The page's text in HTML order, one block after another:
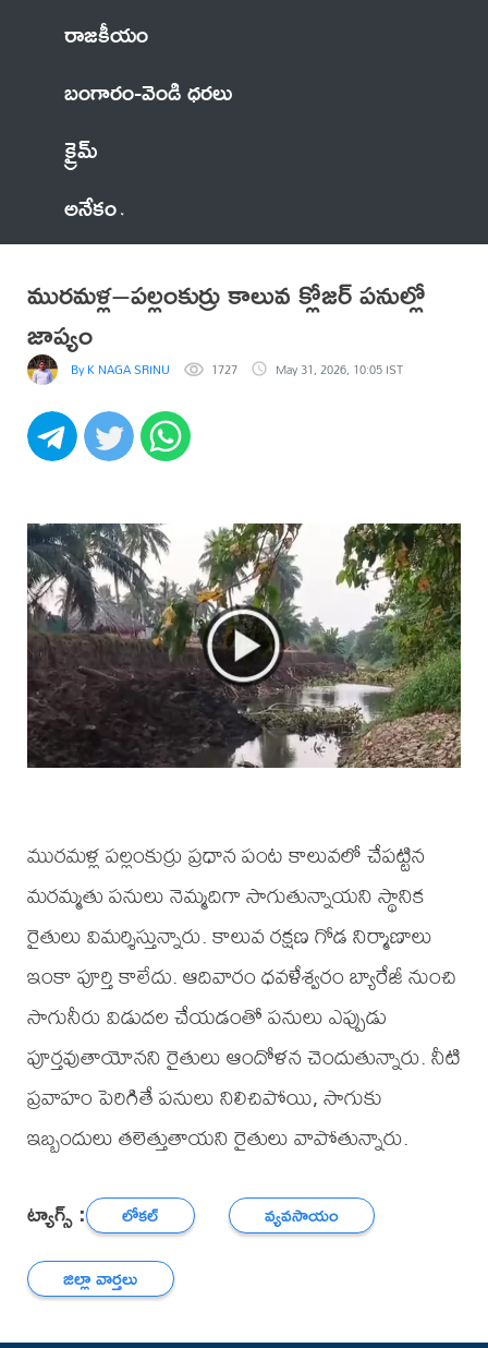
రాజకీయం
బంగారం-వెండి ధరలు
క్రైమ్
అనేకం
మురమళ్ల–పల్లంకుర్రు కాలువ క్లోజర్ పనుల్లో
జాప్యం
By K NAGA SRINU 1727 May 31, 2026, 10:05 IST
మురమళ్ల పల్లంకుర్రు ప్రధాన పంట కాలువలో చేపట్టిన
మరమ్మతు పనులు నెమ్మదిగా సాగుతున్నాయని స్థానిక
రైతులు విమర్శిస్తున్నారు. కాలువ రక్షణ గోడ నిర్మాణాలు
ఇంకా పూర్తి కాలేదు. ఆదివారం ధవళేశ్వరం బ్యారేజీ నుంచి
సాగునీరు విడుదల చేయడంతో పనులు ఎప్పుడు
పూర్తవుతాయోనని రైతులు ఆందోళన చెందుతున్నారు. నీటి
ప్రవాహం పెరిగితే పనులు నిలిచిపోయి, సాగుకు
ఇబ్బందులు తలెత్తుతాయని రైతులు వాపోతున్నారు.
ట్యాగ్స్ : లోకల్
వ్యవసాయం
జిల్లా వార్తలు